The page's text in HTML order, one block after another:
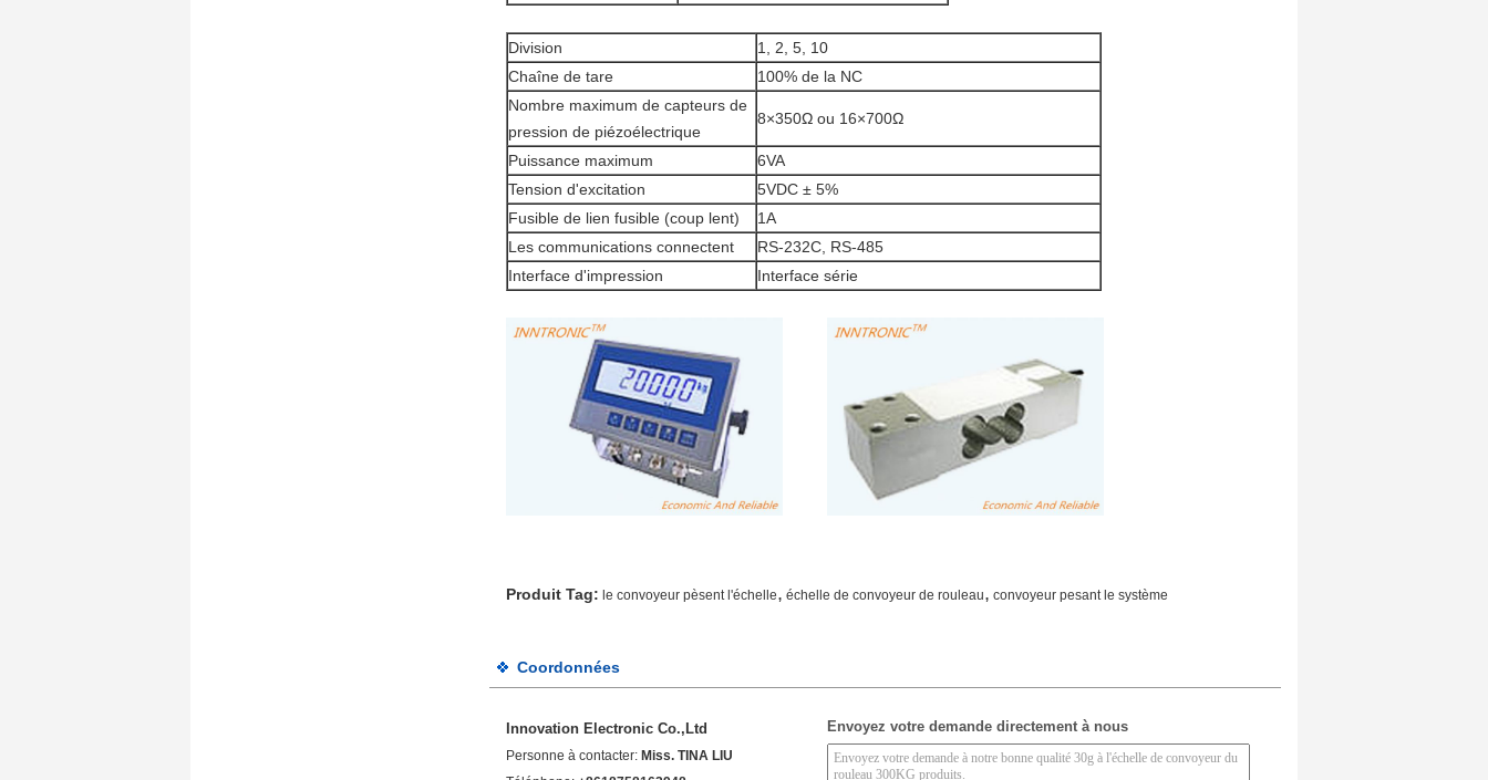
Division
1, 2, 5, 10
Chaîne de tare
100% de la NC
Nombre maximum de capteurs de
pression de piézoélectrique
8×350Ω ou 16×700Ω
Puissance maximum
6VA
Tension d'excitation
5VDC ± 5%
Fusible de lien fusible (coup lent)
1A
Les communications connectent
RS-232C, RS-485
Interface d'impression
Interface série
Produit Tag: le convoyeur pèsent l'échelle, échelle de convoyeur de rouleau, convoyeur pesant le système
Coordonnées
Innovation Electronic Co.,Ltd
Personne à contacter: Miss. TINA LIU
Envoyez votre demande directement à nous